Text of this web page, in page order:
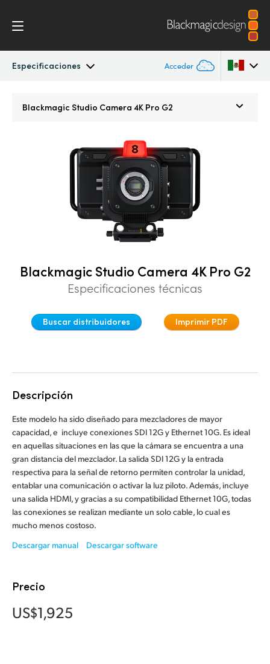
Especificaciones Acceder
Especificaciones
Austria
Canada
Germany
Japan
Korea
Mexico
Malaysia
Netherlands
Poland
Blackmagic Studio Camera 4K Pro G2
Blackmagic Studio Camera 4K Pro G2
Especificaciones técnicas
Buscar distribuidores Imprimir PDF
Descripción
Este modelo ha sido diseñado para mezcladores de mayor
capacidad, e incluye conexiones SDI 12G y Ethernet 10G. Es ideal
en aquellas situaciones en las que la cámara se encuentra a una
gran distancia del mezclador. La salida SDI 12G y la entrada
respectiva para la señal de retorno permiten controlar la unidad,
entablar una comunicación o activar la luz piloto. Además, incluye
una salida HDMI, y gracias a su compatibilidad Ethernet 10G, todas
las conexiones se realizan mediante un solo cable, lo cual es
mucho menos costoso.
Descargar manual
Descargar software
Precio
US$1,925